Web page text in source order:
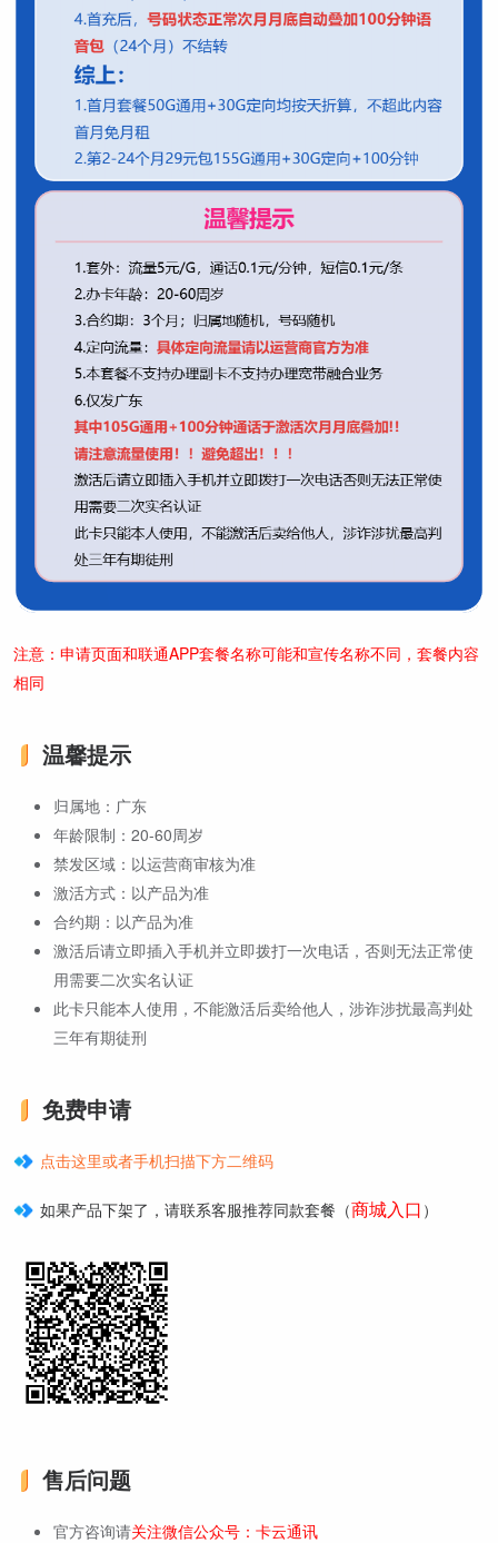
注意：申请页面和联通APP套餐名称可能和宣传名称不同，套餐内容
相同
温馨提示
归属地：广东
年龄限制：20-60周岁
禁发区域：以运营商审核为准
激活方式：以产品为准
合约期：以产品为准
激活后请立即插入手机并立即拨打一次电话，否则无法正常使
用需要二次实名认证
此卡只能本人使用，不能激活后卖给他人，涉诈涉扰最高判处
三年有期徒刑
免费申请
点击这里或者手机扫描下方二维码
如果产品下架了，请联系客服推荐同款套餐（商城入口 ）
售后问题
官方咨询请关注微信公众号：卡云通讯